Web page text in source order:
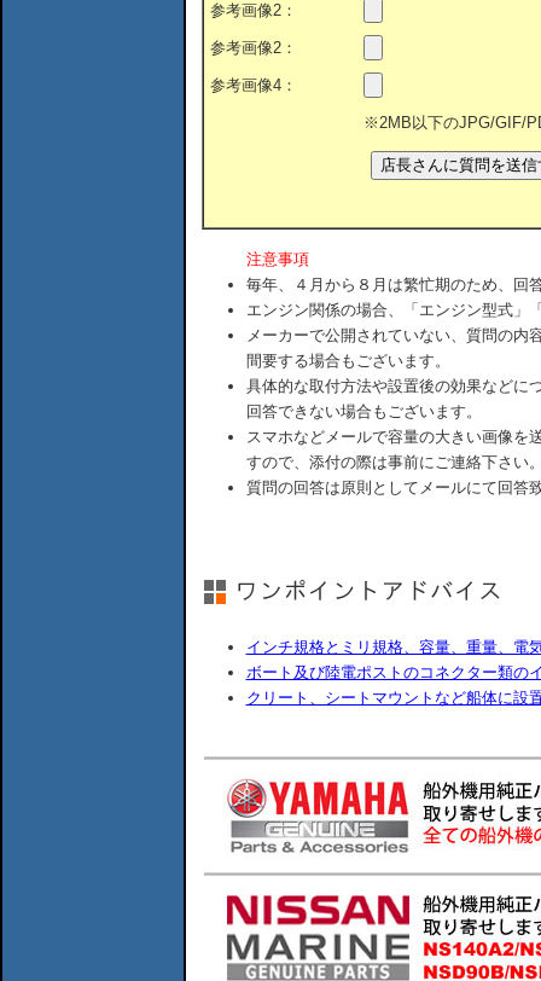
参考画像2：
参考画像2：
参考画像4：
※2MB以下のJPG/GIF/
注意事項
毎年、４月から８月は繁忙期のため、回
エンジン関係の場合、「エンジン型式」
メーカーで公開されていない、質問の内
間要する場合もございます。
具体的な取付方法や設置後の効果などに
回答できない場合もございます。
スマホなどメールで容量の大きい画像を
すので、添付の際は事前にご連絡下さい
質問の回答は原則としてメールにて回答
インチ規格とミリ規格、容量、重量、電
ボート及び陸電ポストのコネクター類の
クリート、シートマウントなど船体に設